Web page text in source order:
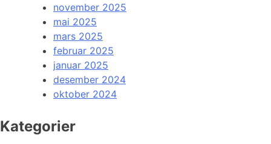
november 2025
mai 2025
mars 2025
februar 2025
januar 2025
desember 2024
oktober 2024
Kategorier